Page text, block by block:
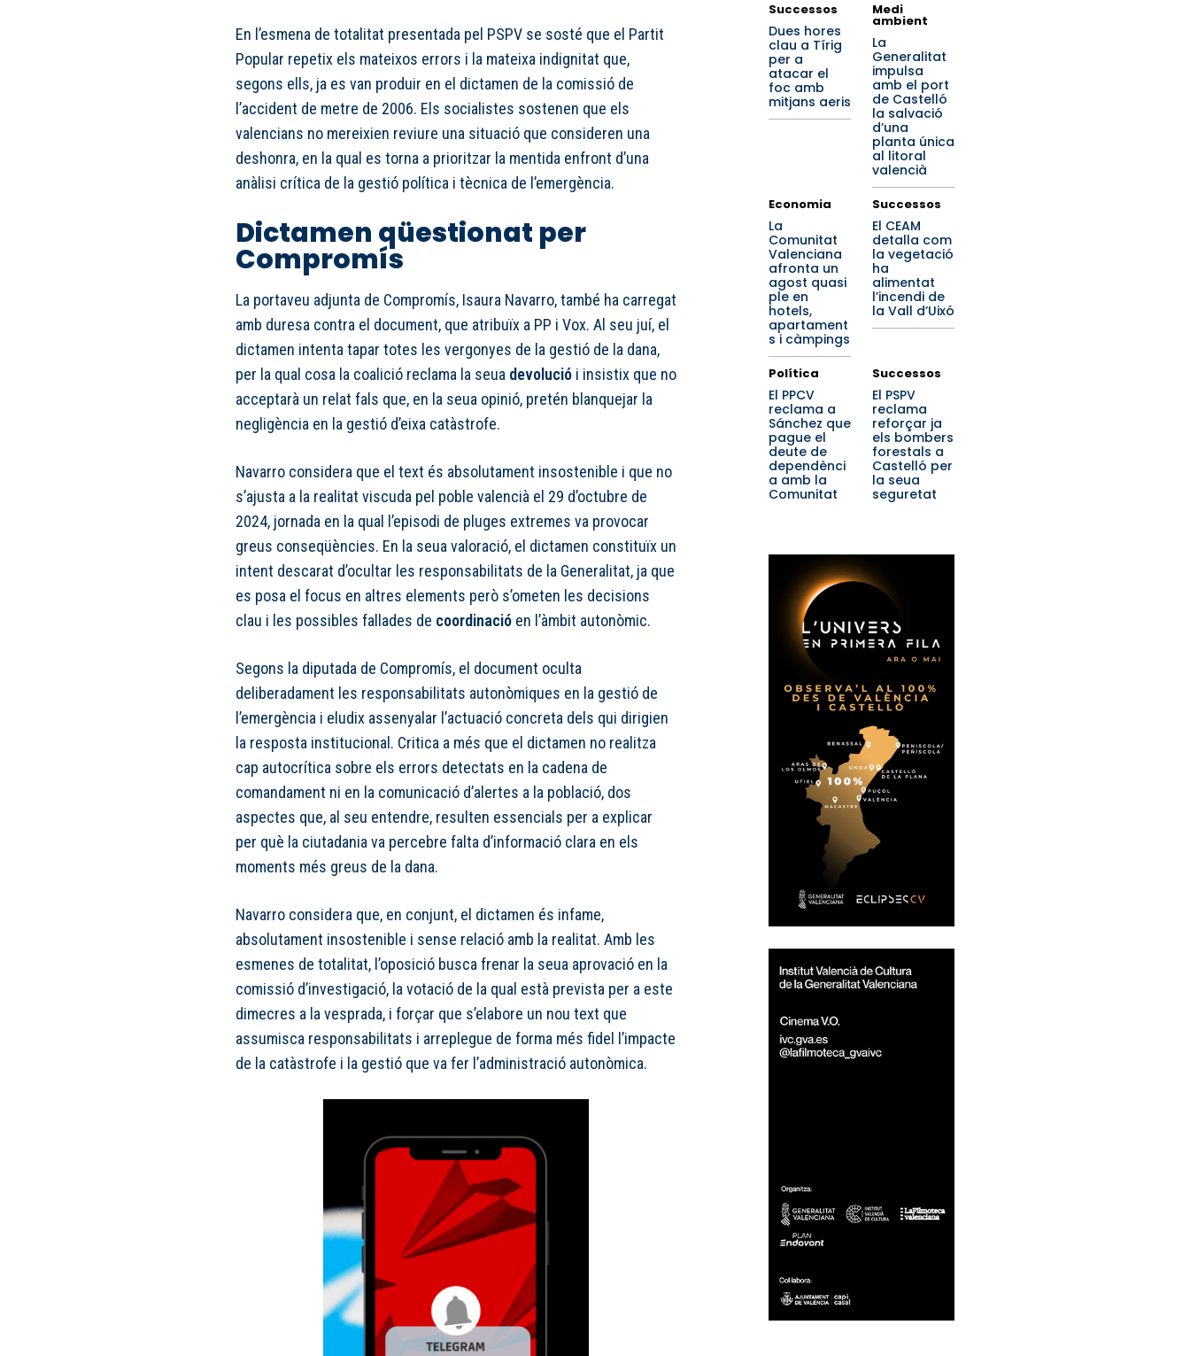
En l’esmena de totalitat presentada pel PSPV se sosté que el Partit
Popular repetix els mateixos errors i la mateixa indignitat que,
segons ells, ja es van produir en el dictamen de la comissió de
l’accident de metre de 2006. Els socialistes sostenen que els
valencians no mereixien reviure una situació que consideren una
deshonra, en la qual es torna a prioritzar la mentida enfront d’una
anàlisi crítica de la gestió política i tècnica de l’emergència.
Dictamen qüestionat per
Compromís
La portaveu adjunta de Compromís, Isaura Navarro, també ha carregat
amb duresa contra el document, que atribuïx a PP i Vox. Al seu juí, el
dictamen intenta tapar totes les vergonyes de la gestió de la dana,
per la qual cosa la coalició reclama la seua devolució i insistix que no
acceptarà un relat fals que, en la seua opinió, pretén blanquejar la
negligència en la gestió d’eixa catàstrofe.
Navarro considera que el text és absolutament insostenible i que no
s’ajusta a la realitat viscuda pel poble valencià el 29 d’octubre de
2024, jornada en la qual l’episodi de pluges extremes va provocar
greus conseqüències. En la seua valoració, el dictamen constituïx un
intent descarat d’ocultar les responsabilitats de la Generalitat, ja que
es posa el focus en altres elements però s’ometen les decisions
clau i les possibles fallades de coordinació en l’àmbit autonòmic.
Segons la diputada de Compromís, el document oculta
deliberadament les responsabilitats autonòmiques en la gestió de
l’emergència i eludix assenyalar l’actuació concreta dels qui dirigien
la resposta institucional. Critica a més que el dictamen no realitza
cap autocrítica sobre els errors detectats en la cadena de
comandament ni en la comunicació d’alertes a la població, dos
aspectes que, al seu entendre, resulten essencials per a explicar
per què la ciutadania va percebre falta d’informació clara en els
moments més greus de la dana.
Navarro considera que, en conjunt, el dictamen és infame,
absolutament insostenible i sense relació amb la realitat. Amb les
esmenes de totalitat, l’oposició busca frenar la seua aprovació en la
comissió d’investigació, la votació de la qual està prevista per a este
dimecres a la vesprada, i forçar que s’elabore un nou text que
assumisca responsabilitats i arreplegue de forma més fidel l’impacte
de la catàstrofe i la gestió que va fer l’administració autonòmica.
Successos
Dues hores
clau a Tírig
per a
atacar el
foc amb
mitjans aeris
Medi
ambient
La
Generalitat
impulsa
amb el port
de Castelló
la salvació
d’una
planta única
al litoral
valencià
Economia
La
Comunitat
Valenciana
afronta un
agost quasi
ple en
hotels,
apartament
s i càmpings
Successos
El CEAM
detalla com
la vegetació
ha
alimentat
l’incendi de
la Vall d’Uixó
Política
El PPCV
reclama a
Sánchez que
pague el
deute de
dependènci
a amb la
Comunitat
Successos
El PSPV
reclama
reforçar ja
els bombers
forestals a
Castelló per
la seua
seguretat